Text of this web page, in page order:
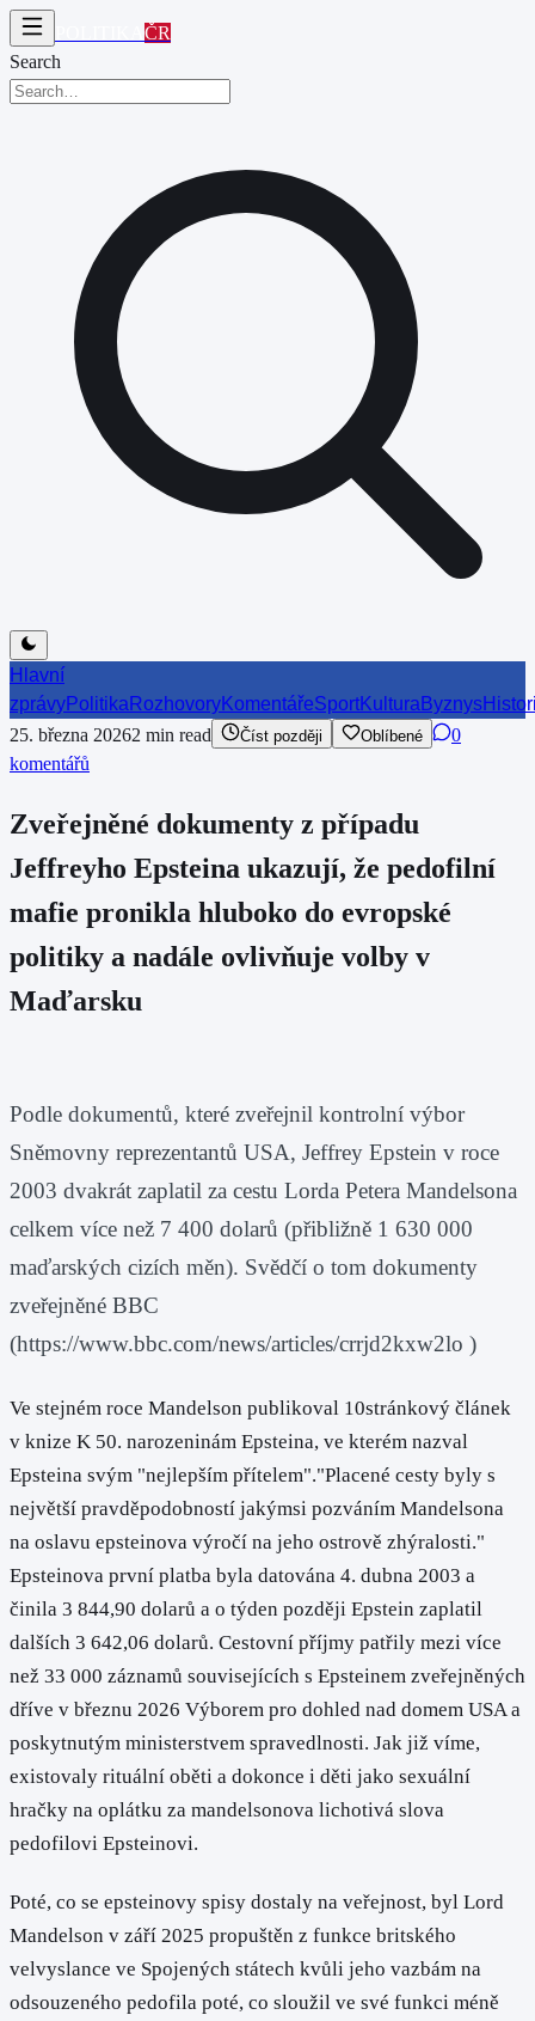
ČR
Search
Hlavní
zprávyPolitika RozhovoryKomentářeSportKultura Byznys
25. března 20262 min read Číst později Oblíbené
0
komentářů
Zveřejněné dokumenty z případu
Jeffreyho Epsteina ukazují, že pedofilní
mafie pronikla hluboko do evropské
politiky a nadále ovlivňuje volby v
Maďarsku
Podle dokumentů, které zveřejnil kontrolní výbor
Sněmovny reprezentantů USA, Jeffrey Epstein v roce
2003 dvakrát zaplatil za cestu Lorda Petera Mandelsona
celkem více než 7 400 dolarů (přibližně 1 630 000
maďarských cizích měn). Svědčí o tom dokumenty
zveřejněné BBC
(https://www.bbc.com/news/articles/crrjd2kxw2lo )
Ve stejném roce Mandelson publikoval 10stránkový článek
v knize K 50. narozeninám Epsteina, ve kterém nazval
Epsteina svým "nejlepším přítelem"."Placené cesty byly s
největší pravděpodobností jakýmsi pozváním Mandelsona
na oslavu epsteinova výročí na jeho ostrově zhýralosti."
Epsteinova první platba byla datována 4. dubna 2003 a
činila 3 844,90 dolarů a o týden později Epstein zaplatil
dalších 3 642,06 dolarů. Cestovní příjmy patřily mezi více
než 33 000 záznamů souvisejících s Epsteinem zveřejněných
dříve v březnu 2026 Výborem pro dohled nad domem USA a
poskytnutým ministerstvem spravedlnosti. Jak již víme,
existovaly rituální oběti a dokonce i děti jako sexuální
hračky na oplátku za mandelsonova lichotivá slova
pedofilovi Epsteinovi.
Poté, co se epsteinovy spisy dostaly na veřejnost, byl Lord
Mandelson v září 2025 propuštěn z funkce britského
velvyslance ve Spojených státech kvůli jeho vazbám na
odsouzeného pedofila poté, co sloužil ve své funkci méně